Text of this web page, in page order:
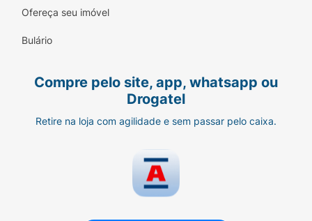
Ofereça seu imóvel
Bulário
Compre pelo site, app, whatsapp ou
Drogatel
Retire na loja com agilidade e sem passar pelo caixa.